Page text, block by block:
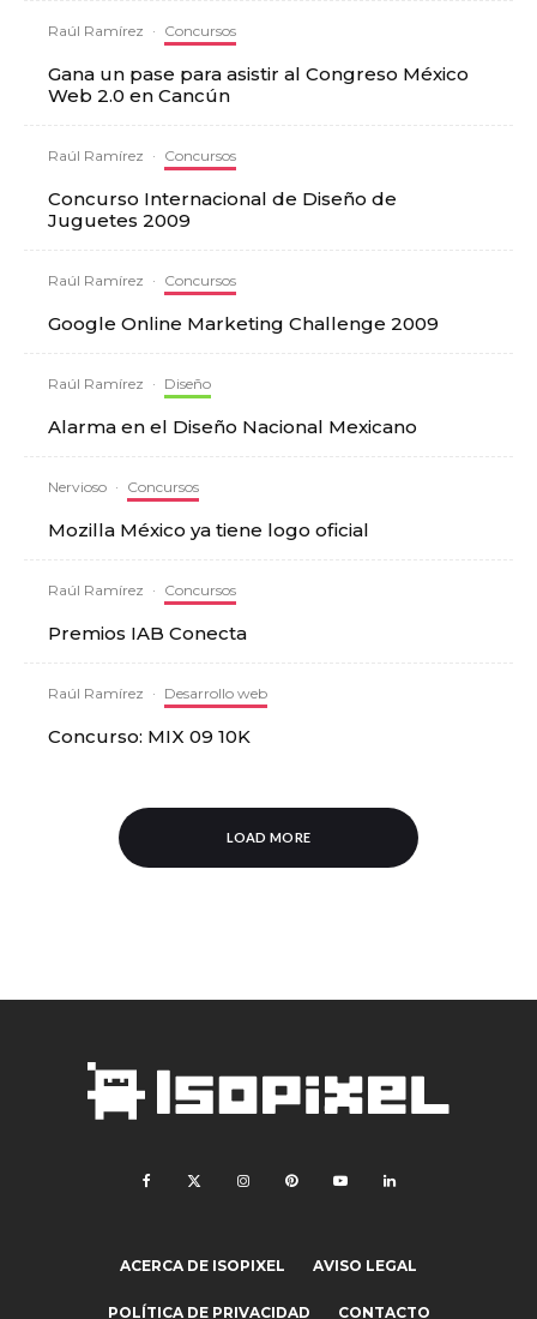
Raúl Ramírez · Concursos
Gana un pase para asistir al Congreso México
Web 2.0 en Cancún
Raúl Ramírez · Concursos
Concurso Internacional de Diseño de
Juguetes 2009
Raúl Ramírez · Concursos
Google Online Marketing Challenge 2009
Raúl Ramírez · Diseño
Alarma en el Diseño Nacional Mexicano
Nervioso · Concursos
Mozilla México ya tiene logo oficial
Raúl Ramírez · Concursos
Premios IAB Conecta
Raúl Ramírez · Desarrollo web
Concurso: MIX 09 10K
LOAD MORE
ACERCA DE ISOPIXEL AVISO LEGAL
POLÍTICA DE PRIVACIDAD CONTACTO